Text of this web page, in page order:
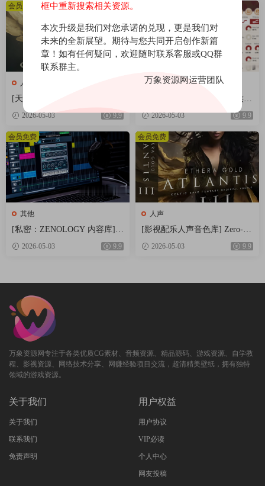
人声
[天籁之声音效] Zero-G ETHE
RA Gold Odyssey v1.0.2 [KONT
2026-05-03 9.9
会员免费
世界民族
[更新：终极中东阿拉伯民族管
弦乐音源合集] Strezov Samplin
g Arabian Ethnic Orchestra v1.1
[KONTAKT]（57.37GB）
2026-05-03 9.9
其他
[私密：ZENOLOGY 内容库] R
oland Cloud ZENOLOGY Conte
nt v2026.04-R2R [WiN]（1.93G
2026-05-03 9.9
会员免费
人声
[影视配乐人声音色库] Zero-G
Ethera Gold Atlantis 3 v3.5.2 [K
2026-05-03 9.9
会员免费
万象资源网专注于各类优质CG素材、音频资源、精品源码、游戏资源、自学教
程、影视资源、网络技术分享、网赚经验项目交流，超清精美壁纸，拥有独特
领域的游戏资源。
关于我们
关于我们
联系我们
免责声明
用户权益
用户协议
VIP必读
个人中心
网友投稿
框中重新搜索相关资源。
本次升级是我们对您承诺的兑现，更是我们对
未来的全新展望。期待与您共同开启创作新篇
章！如有任何疑问，欢迎随时联系客服或QQ群
联系群主。
万象资源网运营团队